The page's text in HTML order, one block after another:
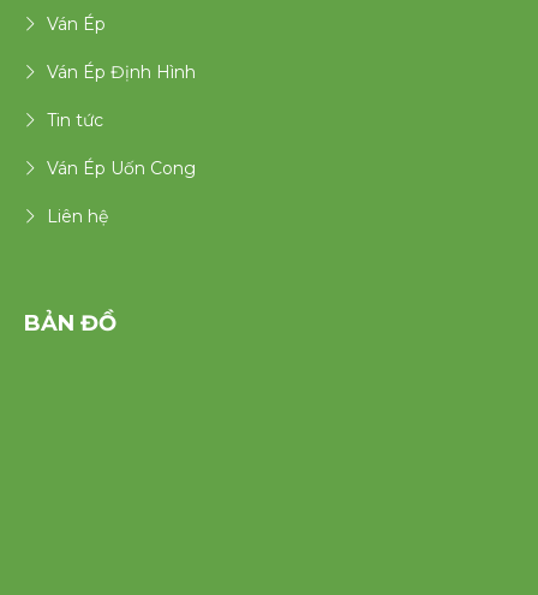
Ván Ép
Ván Ép Định Hình
Tin tức
Ván Ép Uốn Cong
Liên hệ
BẢN ĐỒ